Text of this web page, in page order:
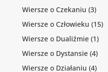
Wiersze o Czekaniu (3)
Wiersze o Człowieku (15)
Wiersze o Dualiźmie(1)
Wiersze o Dystansie(4)
Wiersze o Działaniu (4)